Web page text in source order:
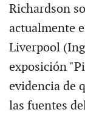
Richardson
actualmente
Liverpool
exposición
evidencia de
las fuentes